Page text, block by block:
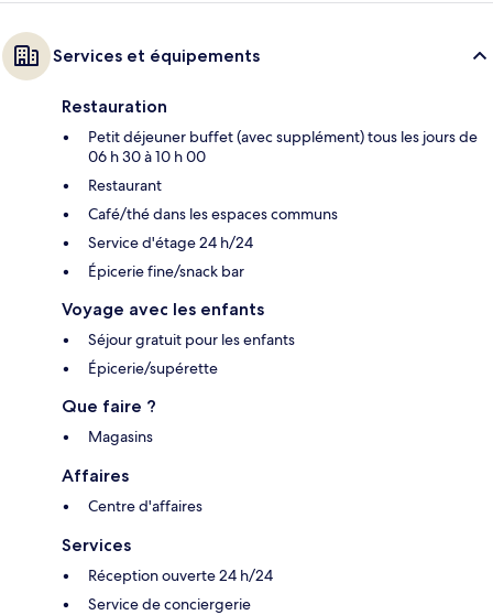
Services et équipements
Restauration
Petit déjeuner buffet (avec supplément) tous les jours de
06 h 30 à 10 h 00
Restaurant
Café/thé dans les espaces communs
Service d'étage 24 h/24
Épicerie fine/snack bar
Voyage avec les enfants
Séjour gratuit pour les enfants
Épicerie/supérette
Que faire ?
Magasins
Affaires
Centre d'affaires
Services
Réception ouverte 24 h/24
Service de conciergerie